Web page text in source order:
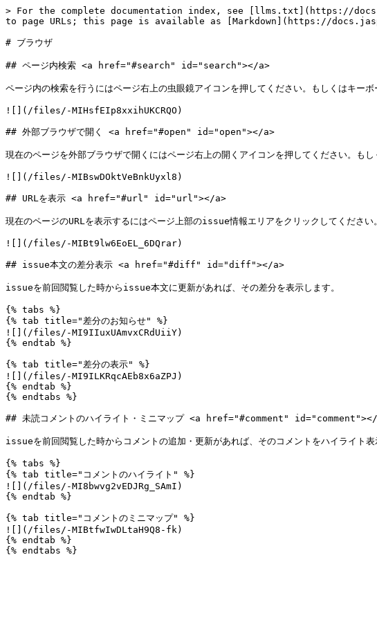
> For the complete documentation index, see [llms.txt](https://
to page URLs; this page is available as [Markdown](https://
# ブラウザ
## ページ内検索 <a href="#search" id="search"></a>
ページ内の検索を行うにはページ右上の虫眼鏡アイコンを押してください。もしく
![](/files/-MIHsfEIp8xxihUKCRQO)
## 外部ブラウザで開く <a href="#open" id="open"></a>
現在のページを外部ブラウザで開くにはページ右上の開くアイコンを押してくださ
![](/files/-MIBswDOktVeBnkUyxl8)
## URLを表示 <a href="#url" id="url"></a>
現在のページのURLを表示するにはページ上部のissue情報エリアをクリックしてく
![](/files/-MIBt9lw6EoEL_6DQrar)
## issue本文の差分表示 <a href="#diff" id="diff"></a>
issueを前回閲覧した時からissue本文に更新があれば、その差分を表示します。
{% tabs %}
{% tab title="差分のお知らせ" %}
![](/files/-MI9IIuxUAmvxCRdUiiY)
{% endtab %}
{% tab title="差分の表示" %}
![](/files/-MI9ILKRqcAEb8x6aZPJ)
{% endtab %}
{% endtabs %}
## 未読コメントのハイライト・ミニマップ <a href="#comment"
issueを前回閲覧した時からコメントの追加・更新があれば、そのコメントをハイライト
{% tabs %}
{% tab title="コメントのハイライト" %}
![](/files/-MI8bwvg2vEDJRg_SAmI)
{% endtab %}
{% tab title="コメントのミニマップ" %}
![](/files/-MIBtfwIwDLtaH9Q8-fk)
{% endtab %}